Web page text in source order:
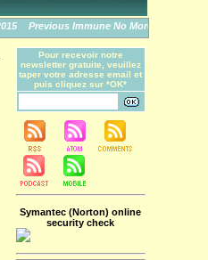
Previous Immune No More: An Apple Story
Pour recevoir notre
newsletter gratuite, veuillez
taper votre adresse email et
puis cliquez sur *OK*
Symantec (Norton) online
security check